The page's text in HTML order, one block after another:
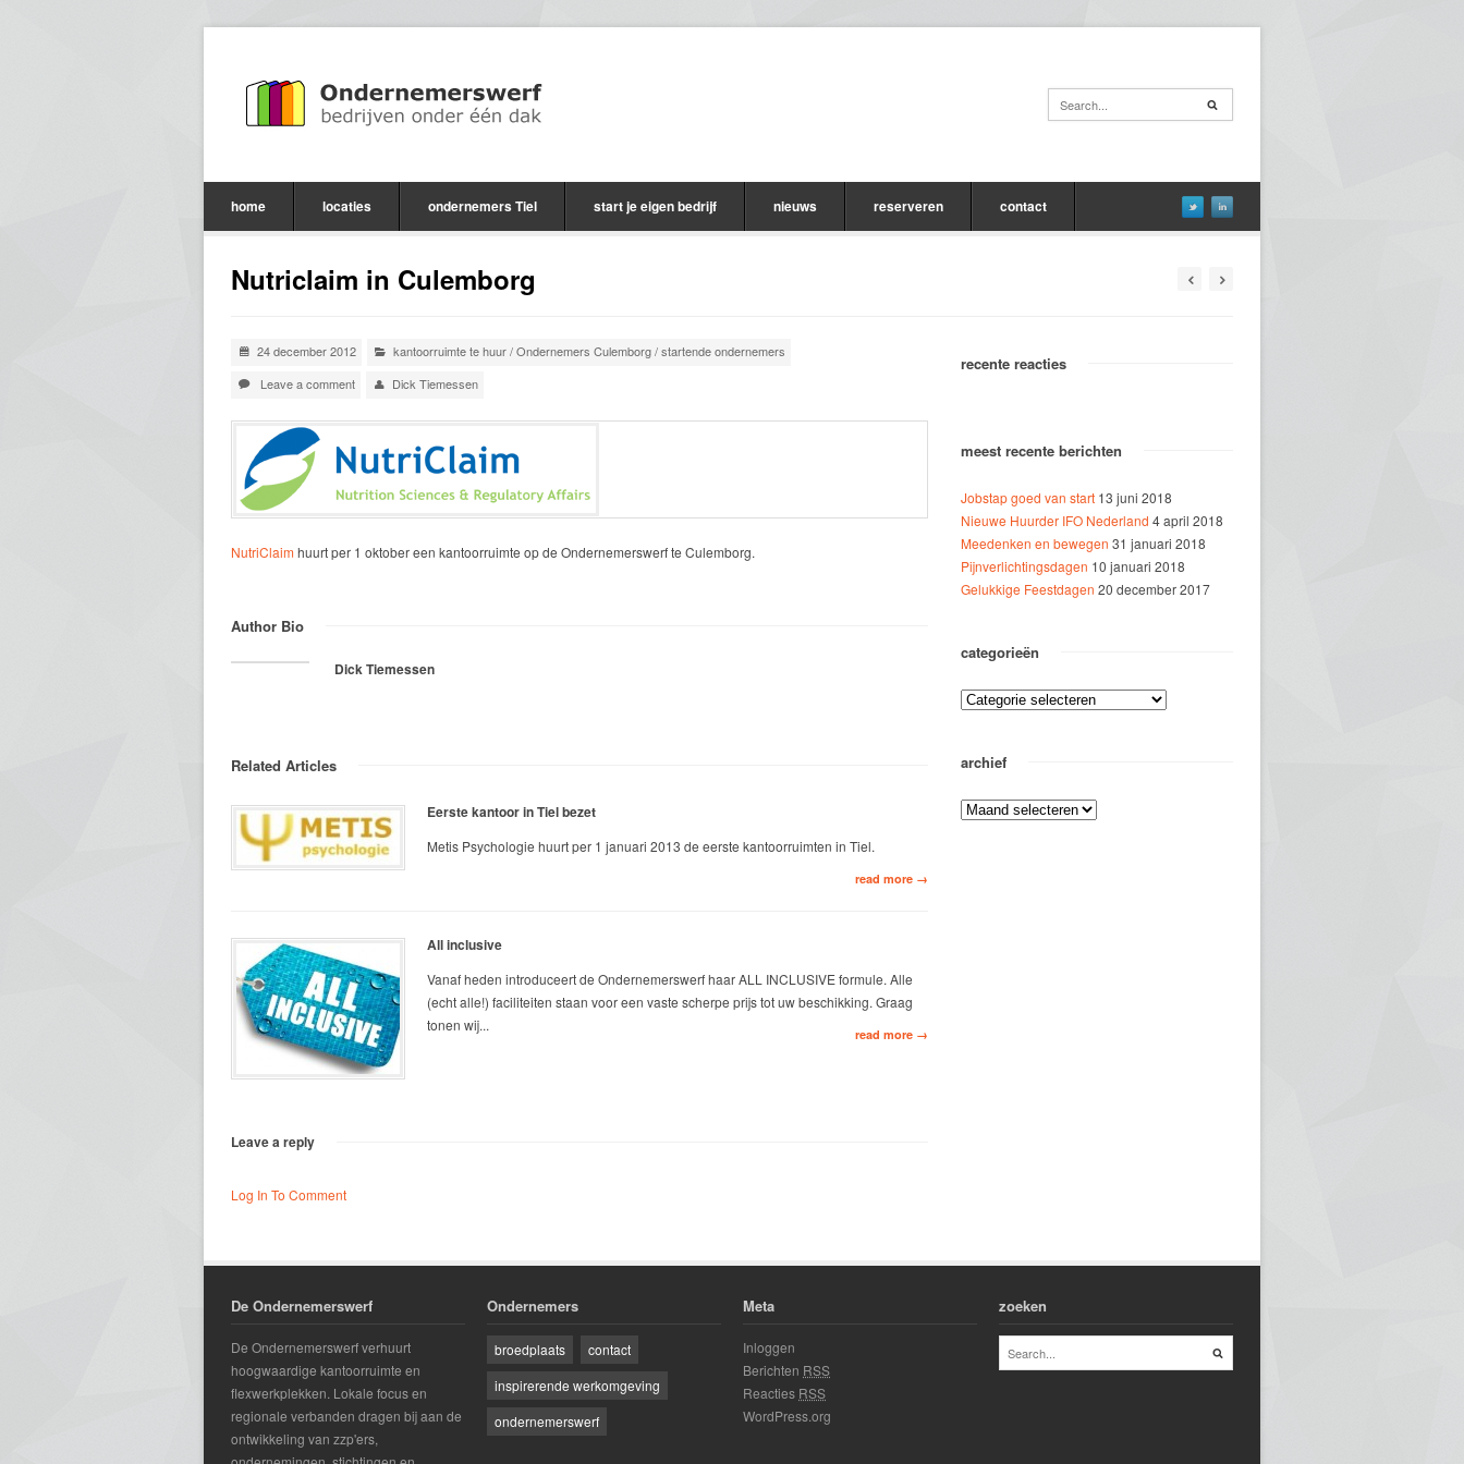
home locaties ondernemers Tiel start je eigen bedrijf nieuws reserveren contact
Nutriclaim in Culemborg
24 december 2012 kantoorruimte te huur/Ondernemers Culemborg/startende ondernemers
Leave a comment
Dick Tiemessen
NutriClaimhuurt per 1 oktober een kantoorruimte op de Ondernemerswerf te Culemborg.
Author Bio
Dick Tiemessen
Related Articles
Eerste kantoor in Tiel bezet
Metis Psychologie huurt per 1 januari 2013 de eerste kantoorruimten in Tiel.
read more →
All inclusive
Vanaf heden introduceert de Ondernemerswerf haar ALL INCLUSIVE formule. Alle
(echt alle!) faciliteiten staan voor een vaste scherpe prijs tot uw beschikking. Graag
tonen wij...
read more →
Leave a reply
Log In To Comment
recente reacties
meest recente berichten
Jobstap goed van start 13 juni 2018
Nieuwe Huurder IFO Nederland 4 april 2018
Meedenken en bewegen 31 januari 2018
Pijnverlichtingsdagen 10 januari 2018
Gelukkige Feestdagen 20 december 2017
categorieën
archief
De Ondernemerswerf
De Ondernemerswerf verhuurt
hoogwaardige kantoorruimte en
flexwerkplekken. Lokale focus en
regionale verbanden dragen bij aan de
ontwikkeling van zzp'ers,
Ondernemers
broedplaats
contact
inspirerende werkomgeving
ondernemerswerf
Meta
Inloggen
Berichten RSS
Reacties RSS
WordPress.org
zoeken